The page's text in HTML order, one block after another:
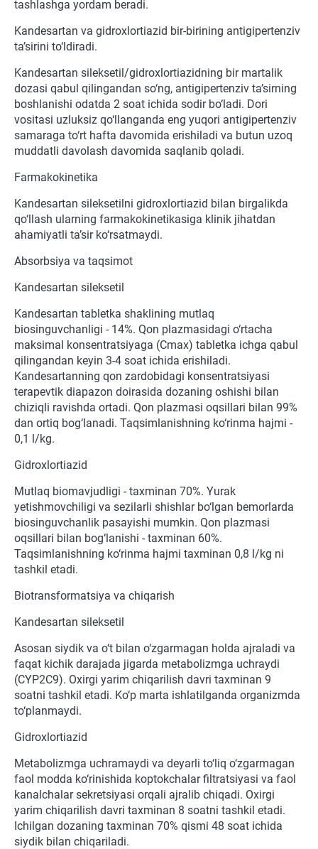
tashlashga yordam beradi.
Kandesartan va gidroxlortiazid bir-birining antigipertenziv
ta’sirini to‘ldiradi.
Kandesartan sileksetil/gidroxlortiazidning bir martalik
dozasi qabul qilingandan so‘ng, antigipertenziv ta’sirning
boshlanishi odatda 2 soat ichida sodir bo‘ladi. Dori
vositasi uzluksiz qo‘llanganda eng yuqori antigipertenziv
samaraga to‘rt hafta davomida erishiladi va butun uzoq
muddatli davolash davomida saqlanib qoladi.
Farmakokinetika
Kandesartan sileksetilni gidroxlortiazid bilan birgalikda
qo‘llash ularning farmakokinetikasiga klinik jihatdan
ahamiyatli ta’sir ko‘rsatmaydi.
Absorbsiya va taqsimot
Kandesartan sileksetil
Kandesartan tabletka shaklining mutlaq
biosinguvchanligi - 14%. Qon plazmasidagi o‘rtacha
maksimal konsentratsiyaga (Cmax) tabletka ichga qabul
qilingandan keyin 3-4 soat ichida erishiladi.
Kandesartanning qon zardobidagi konsentratsiyasi
terapevtik diapazon doirasida dozaning oshishi bilan
chiziqli ravishda ortadi. Qon plazmasi oqsillari bilan 99%
dan ortiq bog‘lanadi. Taqsimlanishning ko‘rinma hajmi -
0,1 l/kg.
Gidroxlortiazid
Mutlaq biomavjudligi - taxminan 70%. Yurak
yetishmovchiligi va sezilarli shishlar bo‘lgan bemorlarda
biosinguvchanlik pasayishi mumkin. Qon plazmasi
oqsillari bilan bog‘lanishi - taxminan 60%.
Taqsimlanishning ko‘rinma hajmi taxminan 0,8 l/kg ni
tashkil etadi.
Biotransformatsiya va chiqarish
Kandesartan sileksetil
Asosan siydik va o‘t bilan o‘zgarmagan holda ajraladi va
faqat kichik darajada jigarda metabolizmga uchraydi
(CYP2C9). Oxirgi yarim chiqarilish davri taxminan 9
soatni tashkil etadi. Ko‘p marta ishlatilganda organizmda
to‘planmaydi.
Gidroxlortiazid
Metabolizmga uchramaydi va deyarli to‘liq o‘zgarmagan
faol modda ko‘rinishida koptokchalar filtratsiyasi va faol
kanalchalar sekretsiyasi orqali ajralib chiqadi. Oxirgi
yarim chiqarilish davri taxminan 8 soatni tashkil etadi.
Ichilgan dozaning taxminan 70% qismi 48 soat ichida
siydik bilan chiqariladi.